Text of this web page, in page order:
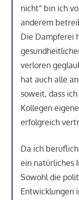
nicht“ bin ich
anderem
Die Dampferei
verloren
hat auch alle
soweit, dass
Kollegen
erfolgreich
Da ich
ein natürliches
Sowohl die
Entwicklungen